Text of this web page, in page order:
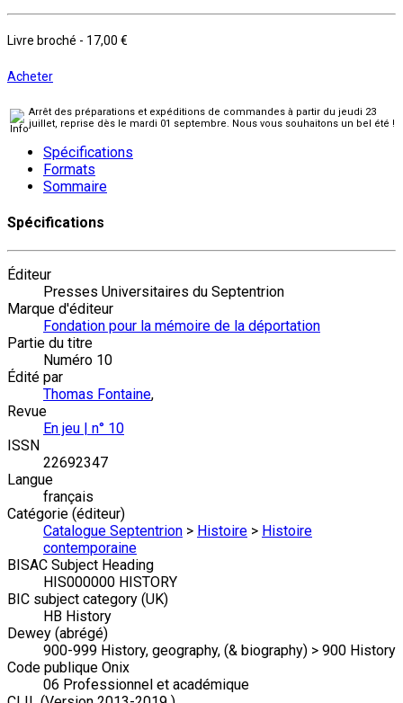
Livre broché - 17,00 €
Acheter
Arrêt des préparations et expéditions de commandes à partir du jeudi 23
juillet, reprise dès le mardi 01 septembre. Nous vous souhaitons un bel été !
Spécifications
Formats
Sommaire
Spécifications
Éditeur
Presses Universitaires du Septentrion
Marque d'éditeur
Fondation pour la mémoire de la déportation
Partie du titre
Numéro 10
Édité par
Thomas Fontaine,
Revue
En jeu | n° 10
ISSN
22692347
Langue
français
Catégorie (éditeur)
Catalogue Septentrion > Histoire > Histoire
contemporaine
BISAC Subject Heading
HIS000000 HISTORY
BIC subject category (UK)
HB History
Dewey (abrégé)
900-999 History, geography, (& biography) > 900 History
Code publique Onix
06 Professionnel et académique